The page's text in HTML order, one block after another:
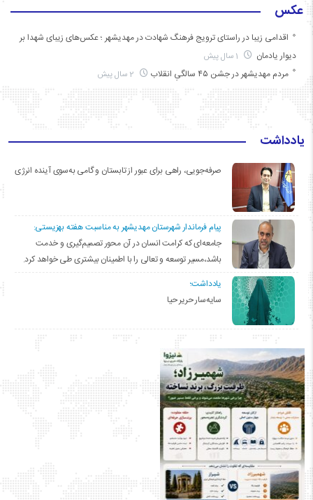
عکس
اقدامی زیبا در راستای ترویج فرهنگ شهادت در مهدیشهر ؛ عکس‌های زیبای شهدا بر
دیوار یادمان
مردم مهدیشهر در جشن ۴۵ سالگیِ انقلاب
یادداشت
صرفه‌جویی، راهی برای عبور از تابستان و گامی به‌سوی آینده انرژی
پیام فرماندار شهرستان مهدیشهر به مناسبت هفته بهزیستی:
جامعه‌ای که کرامت انسان در آن محور تصمیم‌گیری و خدمت
باشد،مسیر توسعه و تعالی را با اطمینان بیشتری طی خواهد کرد.
یادداشت؛
سایه‌سار حریر حیا